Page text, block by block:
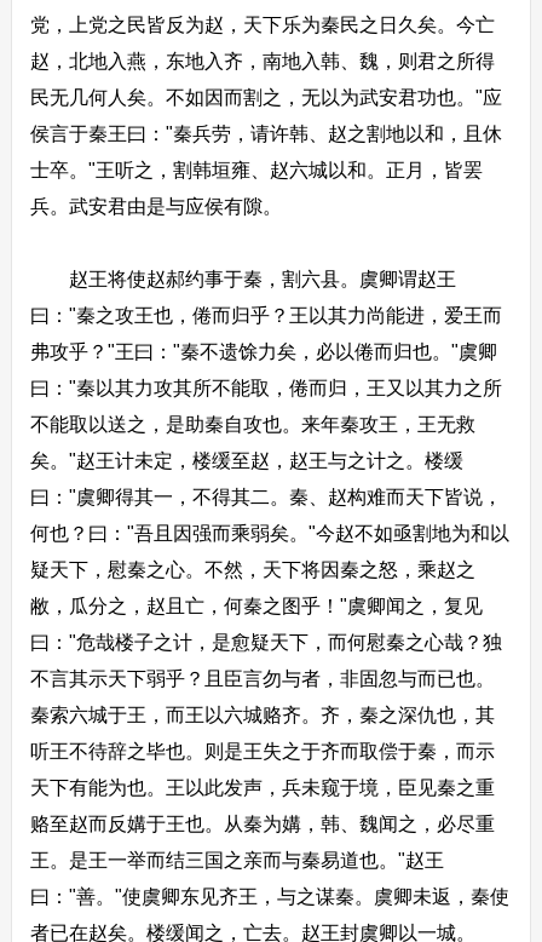
党，上党之民皆反为赵，天下乐为秦民之日久矣。今亡
赵，北地入燕，东地入齐，南地入韩、魏，则君之所得
民无几何人矣。不如因而割之，无以为武安君功也。"应
侯言于秦王曰："秦兵劳，请许韩、赵之割地以和，且休
士卒。"王听之，割韩垣雍、赵六城以和。正月，皆罢
兵。武安君由是与应侯有隙。
赵王将使赵郝约事于秦，割六县。虞卿谓赵王
曰："秦之攻王也，倦而归乎？王以其力尚能进，爱王而
弗攻乎？"王曰："秦不遗馀力矣，必以倦而归也。"虞卿
曰："秦以其力攻其所不能取，倦而归，王又以其力之所
不能取以送之，是助秦自攻也。来年秦攻王，王无救
矣。"赵王计未定，楼缓至赵，赵王与之计之。楼缓
曰："虞卿得其一，不得其二。秦、赵构难而天下皆说，
何也？曰："吾且因强而乘弱矣。"今赵不如亟割地为和以
疑天下，慰秦之心。不然，天下将因秦之怒，乘赵之
敝，瓜分之，赵且亡，何秦之图乎！"虞卿闻之，复见
曰："危哉楼子之计，是愈疑天下，而何慰秦之心哉？独
不言其示天下弱乎？且臣言勿与者，非固忽与而已也。
秦索六城于王，而王以六城赂齐。齐，秦之深仇也，其
听王不待辞之毕也。则是王失之于齐而取偿于秦，而示
天下有能为也。王以此发声，兵未窥于境，臣见秦之重
赂至赵而反媾于王也。从秦为媾，韩、魏闻之，必尽重
王。是王一举而结三国之亲而与秦易道也。"赵王
曰："善。"使虞卿东见齐王，与之谋秦。虞卿未返，秦使
者已在赵矣。楼缓闻之，亡去。赵王封虞卿以一城。